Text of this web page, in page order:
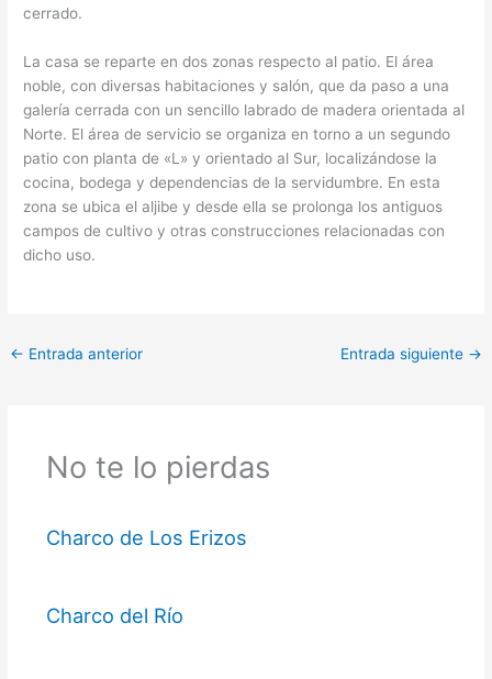
cerrado.
La casa se reparte en dos zonas respecto al patio. El área
noble, con diversas habitaciones y salón, que da paso a una
galería cerrada con un sencillo labrado de madera orientada al
Norte. El área de servicio se organiza en torno a un segundo
patio con planta de «L» y orientado al Sur, localizándose la
cocina, bodega y dependencias de la servidumbre. En esta
zona se ubica el aljibe y desde ella se prolonga los antiguos
campos de cultivo y otras construcciones relacionadas con
dicho uso.
← Entrada anterior Entrada siguiente →
No te lo pierdas
Charco de Los Erizos
Charco del Río